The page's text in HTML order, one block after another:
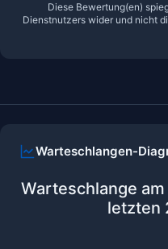
Warteschlangen-
Warteschlange
letzten
Diese Bewertung(en)
Dienstnutzers wider und nicht